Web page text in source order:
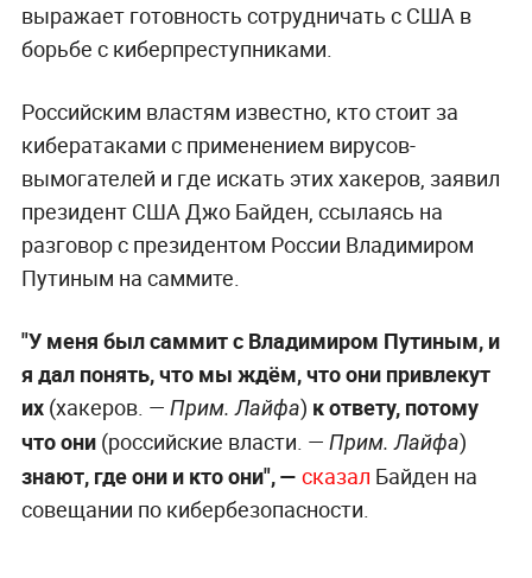
выражает готовность сотрудничать с США в
борьбе с киберпреступниками.
Российским властям известно, кто стоит за
кибератаками с применением вирусов-
вымогателей и где искать этих хакеров, заявил
президент США Джо Байден, ссылаясь на
разговор с президентом России Владимиром
Путиным на саммите.
"У меня был саммит с Владимиром Путиным, и
я дал понять, что мы ждём, что они привлекут
их (хакеров. — Прим. Лайфа) к ответу, потому
что они (российские власти. — Прим. Лайфа)
знают, где они и кто они", — сказал Байден на
совещании по кибербезопасности.